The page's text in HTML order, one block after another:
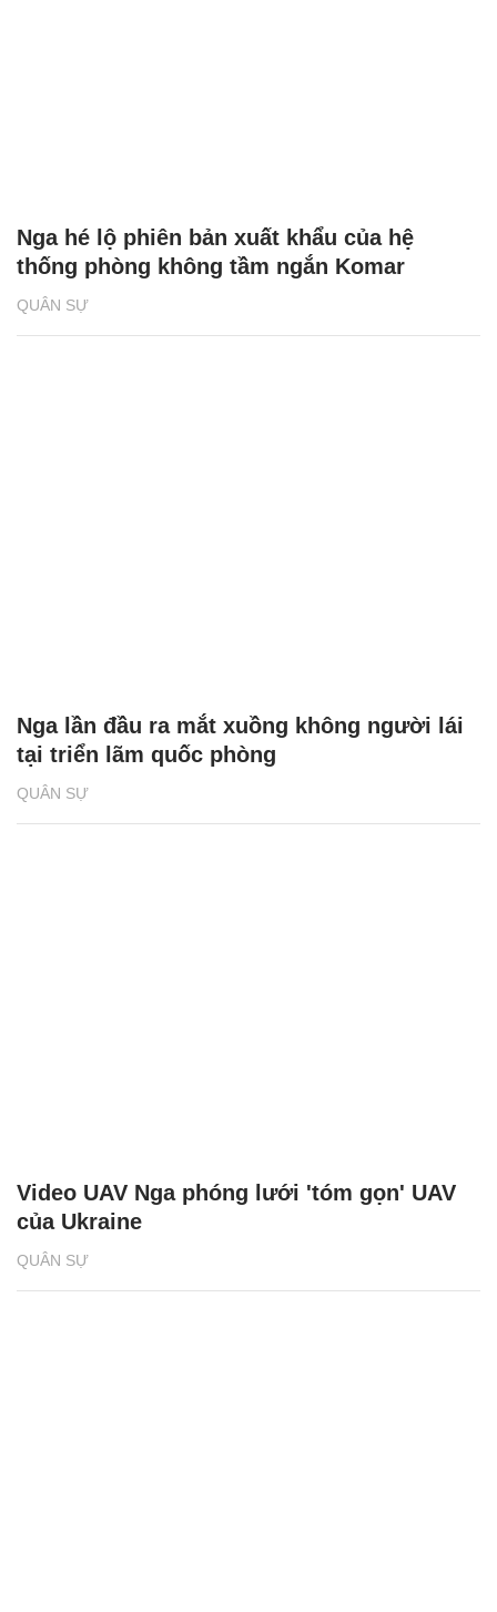
QUÂN SỰ
Nga hé lộ phiên bản xuất khẩu của hệ
thống phòng không tầm ngắn Komar
QUÂN SỰ
Nga lần đầu ra mắt xuồng không người lái
tại triển lãm quốc phòng
QUÂN SỰ
Video UAV Nga phóng lưới 'tóm gọn' UAV
của Ukraine